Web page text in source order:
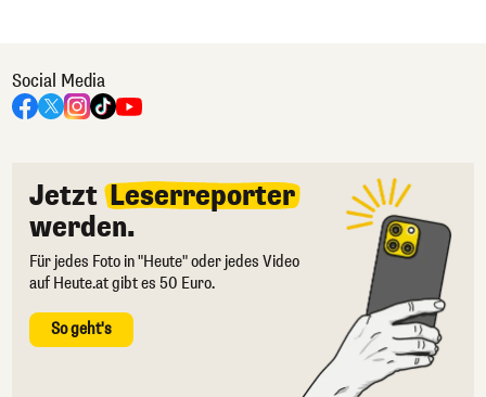
Social Media
Jetzt Leserreporter
werden.
Für jedes Foto in "Heute" oder jedes Video
auf Heute.at gibt es 50 Euro.
So geht's